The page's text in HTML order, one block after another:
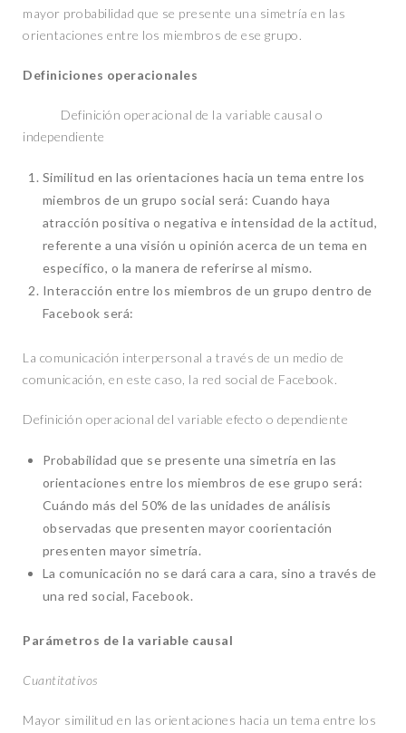
mayor probabilidad que se presente una simetría en las
orientaciones entre los miembros de ese grupo.
Definiciones operacionales
Definición operacional de la variable causal o
independiente
Similitud en las orientaciones hacia un tema entre los
miembros de un grupo social será: Cuando haya
atracción positiva o negativa e intensidad de la actitud,
referente a una visión u opinión acerca de un tema en
específico, o la manera de referirse al mismo.
Interacción entre los miembros de un grupo dentro de
Facebook será:
La comunicación interpersonal a través de un medio de
comunicación, en este caso, la red social de Facebook.
Definición operacional del variable efecto o dependiente
Probabilidad que se presente una simetría en las
orientaciones entre los miembros de ese grupo será:
Cuándo más del 50% de las unidades de análisis
observadas que presenten mayor coorientación
presenten mayor simetría.
La comunicación no se dará cara a cara, sino a través de
una red social, Facebook.
Parámetros de la variable causal
Cuantitativos
Mayor similitud en las orientaciones hacia un tema entre los